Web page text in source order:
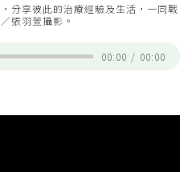
分享彼此的治療經驗及生活，一同戰
張羽萱攝影。
00:00 / 00:00